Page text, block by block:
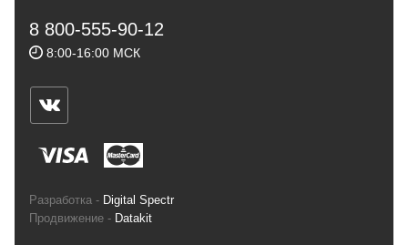
Геннадьевич
ИНН 590300057023 ОГРН 304590319000121
ул.Советская, 25, магазин Басег.
Тел./факс (342) 2101242
8 800-555-90-12
8:00-16:00 МСК
Разработка - Digital Spectr
Продвижение - Datakit